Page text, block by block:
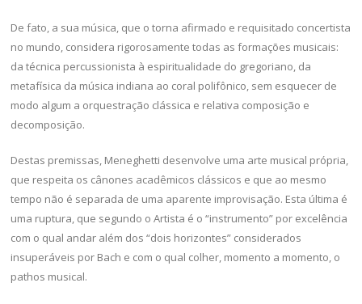
De fato, a sua música, que o torna afirmado e requisitado concertista
no mundo, considera rigorosamente todas as formações musicais:
da técnica percussionista à espiritualidade do gregoriano, da
metafísica da música indiana ao coral polifônico, sem esquecer de
modo algum a orquestração clássica e relativa composição e
decomposição.
Destas premissas, Meneghetti desenvolve uma arte musical própria,
que respeita os cânones acadêmicos clássicos e que ao mesmo
tempo não é separada de uma aparente improvisação. Esta última é
uma ruptura, que segundo o Artista é o “instrumento” por excelência
com o qual andar além dos “dois horizontes” considerados
insuperáveis por Bach e com o qual colher, momento a momento, o
pathos musical.